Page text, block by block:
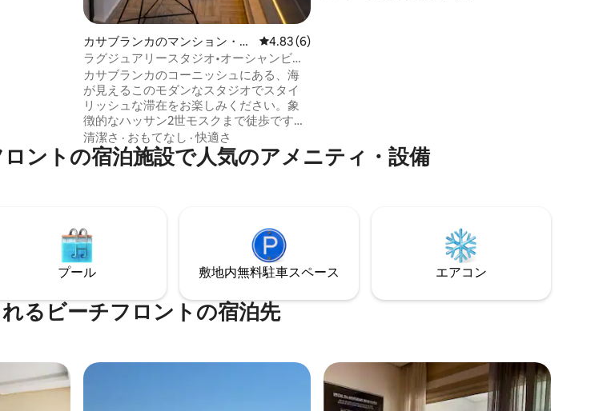
カサブランカのマンション・ア
パート
レビュー6件、5つ星中4.83つ星の平均評価
4.83 (6)
ラグジュアリースタジオ•オーシャンビュ
ー•無料駐車場＆Wi-Fi
カサブランカのコーニッシュにある、海
が見えるこのモダンなスタジオでスタイ
リッシュな滞在をお楽しみください。象
徴的なハッサン2世モスクまで徒歩です
ぐ、海まで200m未満です。 海が眺められ
る専用バルコニー クイーンサイズベッド
とソファーベッド 設備・器具のそろった
好のロケーションで快適さを求めるカッ
プル、ビジネス旅行者、街を探索する旅
行者に最適です。
清潔さ · おもてなし ·快適さ
ントの宿泊施設で人気のアメニティ・設備
プール 敷地内無料駐⁠車ス⁠ペ⁠ー⁠ス エアコン
るビーチフロントの宿泊先